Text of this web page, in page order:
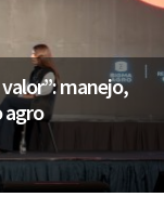
manejo,
agro